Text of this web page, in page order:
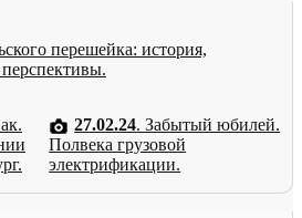
перешейка: история,
27.02.24. Забытый юбилей.
Полвека грузовой
электрификации.